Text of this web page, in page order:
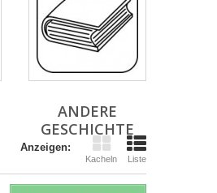
ANDERE
GESCHICHTE
Anzeigen:
Kacheln Liste